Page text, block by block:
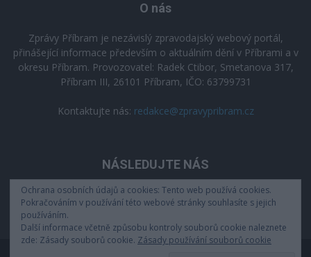
O nás
Zprávy Příbram je nezávislý zpravodajský webový portál,
přinášející informace především o aktuálním dění v Příbrami a v
okresu Příbram. Provozovatel: Radek Ctibor, Smetanova 317,
Příbram III, 26101 Příbram, IČO: 63799731
Kontaktujte nás: redakce@zpravypribram.cz
NÁSLEDUJTE NÁS
Ochrana osobních údajů a cookies: Tento web používá cookies.
Pokračováním v používání této webové stránky souhlasíte s jejich
používáním.
Další informace včetně způsobu kontroly souborů cookie naleznete
zde: Zásady souborů cookie. Zásady používání souborů cookie